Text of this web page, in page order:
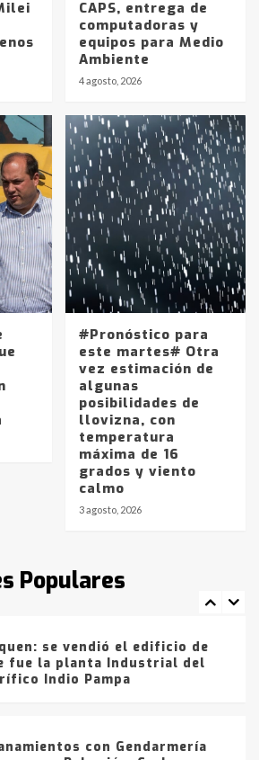
CAPS, entrega de
computadoras y
equipos para Medio
Ambiente
4 agosto, 2026
#Pronóstico para
este martes# Otra
vez estimación de
algunas
posibilidades de
llovizna, con
temperatura
máxima de 16
grados y viento
calmo
3 agosto, 2026
Populares
de los adolescentes
que fueron
del fatal accidente
del lunes
en Ruta 5: falleció un
Trenque Lauquen
de los combustibles en
desde YPF hasta Axion
a 1338 pesos
de Cereales de Bahía
anticipa que Agosto vendrá
y heladas, en gran parte
detenidos por
de drogas en la
del sábado
se vendió el edificio de
fue la planta Industrial del
Indio Pampa
con Gendarmería